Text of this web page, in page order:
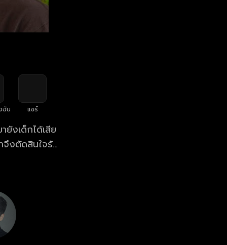
ฉัน แชร์
งเด็กได้เสีย
จึงตัดสินใจรับ